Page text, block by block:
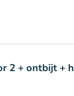
2 + ontbijt +